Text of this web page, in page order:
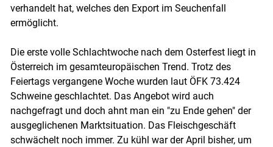
verhandelt hat, welches den Export im Seuchenfall
ermöglicht.
Die erste volle Schlachtwoche nach dem Osterfest liegt in
Österreich im gesamteuropäischen Trend. Trotz des
Feiertags vergangene Woche wurden laut ÖFK 73.424
Schweine geschlachtet. Das Angebot wird auch
nachgefragt und doch ahnt man ein "zu Ende gehen" der
ausgeglichenen Marktsituation. Das Fleischgeschäft
schwächelt noch immer. Zu kühl war der April bisher, um